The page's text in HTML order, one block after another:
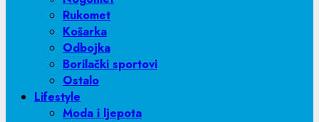
Rukomet
Košarka
Odbojka
Borilački sportovi
Ostalo
Lifestyle
Moda i ljepota